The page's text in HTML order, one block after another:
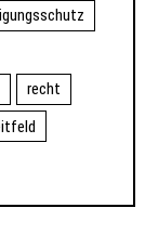
recht